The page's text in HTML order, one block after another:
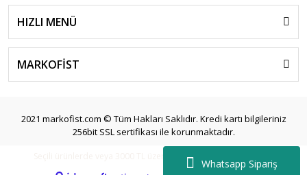
Whatsapp Sipariş
HIZLI MENÜ
MARKOFİST
2021 markofist.com © Tüm Hakları Saklıdır. Kredi kartı bilgileriniz
256bit SSL sertifikası ile korunmaktadır.
Seçili ürünlerde veya 3000 TL üzeri siparişlerde ücretsiz kargo.